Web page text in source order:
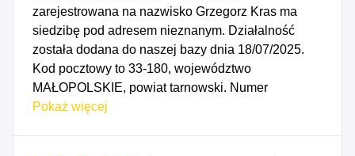
zarejestrowana na nazwisko Grzegorz Kras ma
siedzibę pod adresem nieznanym. Działalność
została dodana do naszej bazy dnia 18/07/2025.
Kod pocztowy to 33-180, województwo
MAŁOPOLSKIE, powiat tarnowski. Numer
Identyfikacji Podatkowej NIP to 8733093556, a
Pokaż więcej